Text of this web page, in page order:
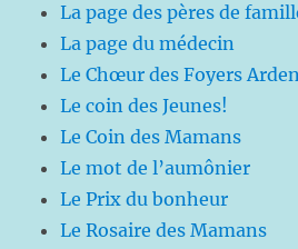
La page des pères de
La page du médecin
Le Chœur des Foyers
Le coin des Jeunes!
Le Coin des Mamans
Le mot de l’aumônier
Le Prix du bonheur
Le Rosaire des Mamans